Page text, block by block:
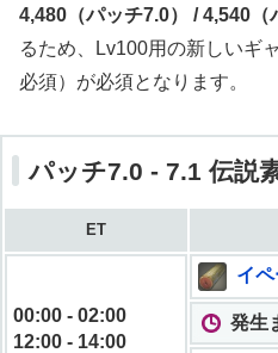
す。
4,480（パッチ7.0） / 4,540（
るため、Lv100用の新しいギ
必須）が必須となります。
パッチ7.0 - 7.1 伝説
ET
00:00 - 02:00
12:00 - 14:00
イ
発生